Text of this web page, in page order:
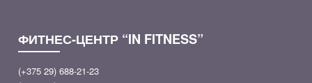
ФИТНЕС-ЦЕНТР “IN FITNESS”
(+375 29) 688-21-23